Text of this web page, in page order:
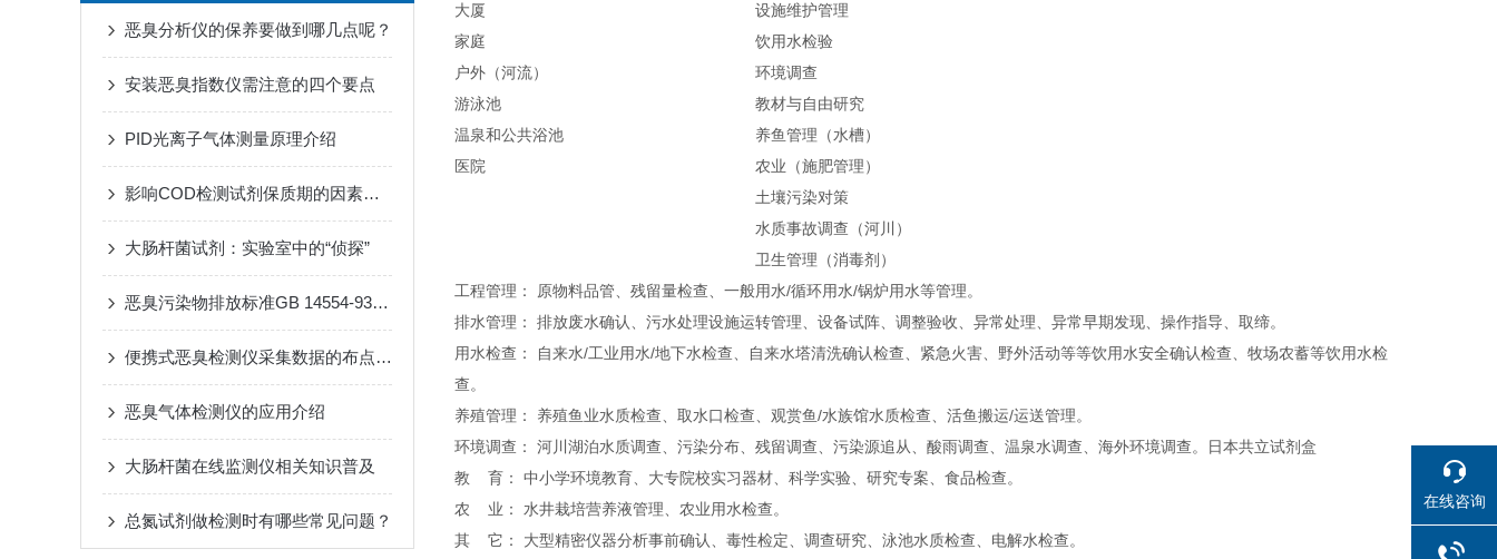
恶臭分析仪的保养要做到哪几点呢？
安装恶臭指数仪需注意的四个要点
PID光离子气体测量原理介绍
影响COD检测试剂保质期的因素及延长策略
大肠杆菌试剂：实验室中的“侦探”
恶臭污染物排放标准GB 14554-93（代替GBJ 4-73）
便携式恶臭检测仪采集数据的布点方法说明
恶臭气体检测仪的应用介绍
大肠杆菌在线监测仪相关知识普及
总氮试剂做检测时有哪些常见问题？
大厦
设施维护管理
家庭
饮用水检验
户外（河流）
环境调查
游泳池
教材与自由研究
温泉和公共浴池
养鱼管理（水槽）
医院
农业（施肥管理）
土壤污染对策
水质事故调查（河川）
卫生管理（消毒剂）
工程管理： 原物料品管、残留量检查、一般用水/循环用水/锅炉用水等管理。
排水管理： 排放废水确认、污水处理设施运转管理、设备试阵、调整验收、异常处理、异常早期发现、操作指导、取缔。
用水检查： 自来水/工业用水/地下水检查、自来水塔清洗确认检查、紧急火害、野外活动等等饮用水安全确认检查、牧场农蓄等饮用水检
查。
养殖管理： 养殖鱼业水质检查、取水口检查、观赏鱼/水族馆水质检查、活鱼搬运/运送管理。
环境调查： 河川湖泊水质调查、污染分布、残留调查、污染源追从、酸雨调查、温泉水调查、海外环境调查。日本共立试剂盒
教 育： 中小学环境教育、大专院校实习器材、科学实验、研究专案、食品检查。
农 业： 水井栽培营养液管理、农业用水检查。
其 它： 大型精密仪器分析事前确认、毒性检定、调查研究、泳池水质检查、电解水检查。
在线咨询